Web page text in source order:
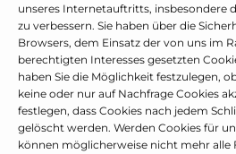
unseres Internetauftritts, insbesondere
zu verbessern. Sie haben über die
Browsers, dem Einsatz der von uns im
berechtigten Interesses gesetzten
haben Sie die Möglichkeit festzulegen,
keine oder nur auf Nachfrage Cookies
festlegen, dass Cookies nach jedem
gelöscht werden. Werden Cookies für
können möglicherweise nicht mehr alle